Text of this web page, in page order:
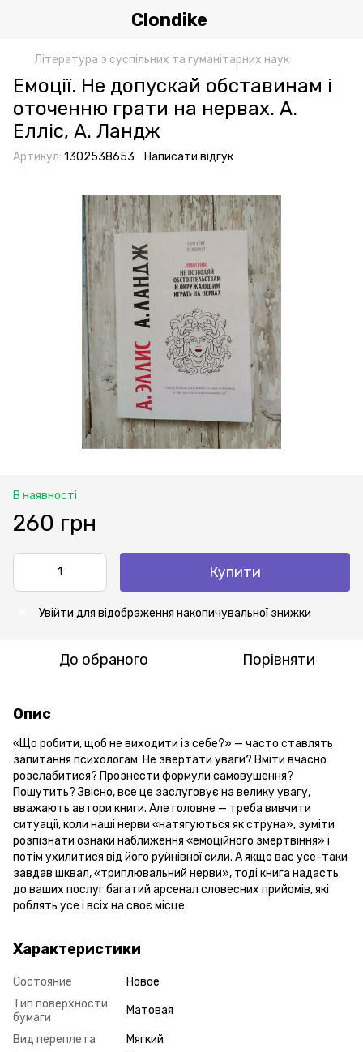
Clondike
Література з суспільних та гуманітарних наук
Емоції. Не допускай обставинам і
оточенню грати на нервах. А.
Елліс, А. Ландж
Артикул: 1302538653 Написати відгук
В наявності
260 грн
Купити
Увійти для відображення накопичувальної знижки
До обраного Порівняти
Опис
«Що робити, щоб не виходити із себе?» — часто ставлять
запитання психологам. Не звертати уваги? Вміти вчасно
розслабитися? Прознести формули самовушення?
Пошутить? Звісно, все це заслуговує на велику увагу,
вважають автори книги. Але головне — треба вивчити
ситуації, коли наші нерви «натягуються як струна», зуміти
розпізнати ознаки наближення «емоційного змертвіння» і
потім ухилитися від його руйнівної сили. А якщо вас усе-таки
завдав шквал, «триплювальний нерви», тоді книга надасть
до ваших послуг багатий арсенал словесних прийомів, які
роблять усе і всіх на своє місце.
Характеристики
Состояние
Новое
Тип поверхности
бумаги
Матовая
Вид переплета
Мягкий